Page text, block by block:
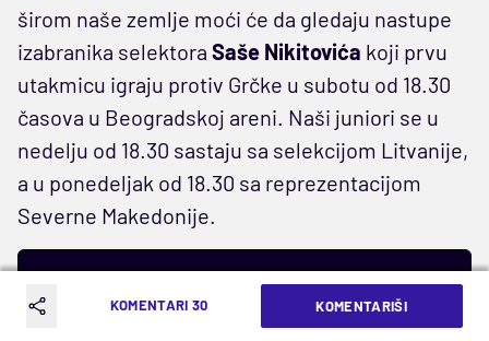
širom naše zemlje moći će da gledaju nastupe
izabranika selektora Saše Nikitovića koji prvu
utakmicu igraju protiv Grčke u subotu od 18.30
časova u Beogradskoj areni. Naši juniori se u
nedelju od 18.30 sastaju sa selekcijom Litvanije,
a u ponedeljak od 18.30 sa reprezentacijom
Severne Makedonije.
KOMENTARI 30
KOMENTARIŠI